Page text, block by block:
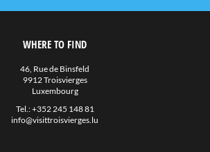
WHERE TO FIND
46, Rue de Binsfeld
9912 Troisvierges
Luxembourg
Tel.:+352 245 148 81
info@visittroisvierges.lu